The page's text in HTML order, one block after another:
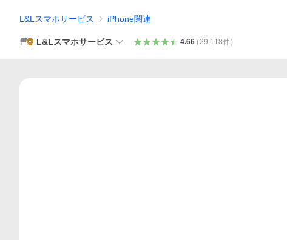
L&Lスマホサービス iPhone関連
L&Lスマホサービス 4.66（29,118件）